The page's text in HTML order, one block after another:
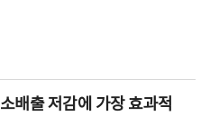
배출 저감에 가장 효과적